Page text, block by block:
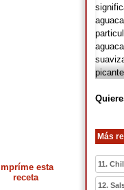
Más
11.
12.
Impríme esta
receta